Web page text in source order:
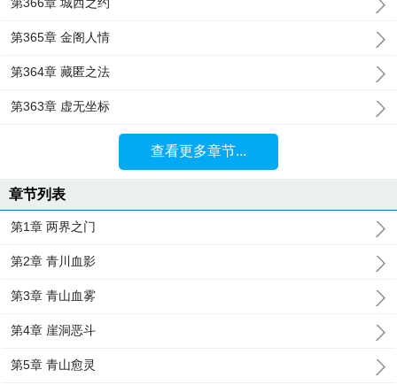
第365章 金阁人情
第364章 藏匿之法
第363章 虚无坐标
查看更多章节...
章节列表
第1章 两界之门
第2章 青川血影
第3章 青山血雾
第4章 崖洞恶斗
第5章 青山愈灵